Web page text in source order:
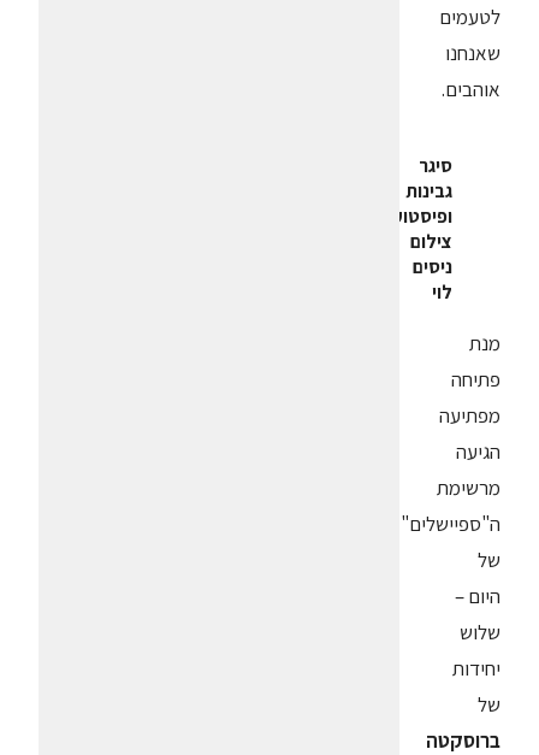
לטעמים
שאנחנו
אוהבים.
סיגר
גבינות
ופיסטוקים
צילום
ניסים
לוי
מנת
פתיחה
מפתיעה
הגיעה
מרשימת
ה"ספיישלים"
של
היום –
שלוש
יחידות
של
ברוסקטה